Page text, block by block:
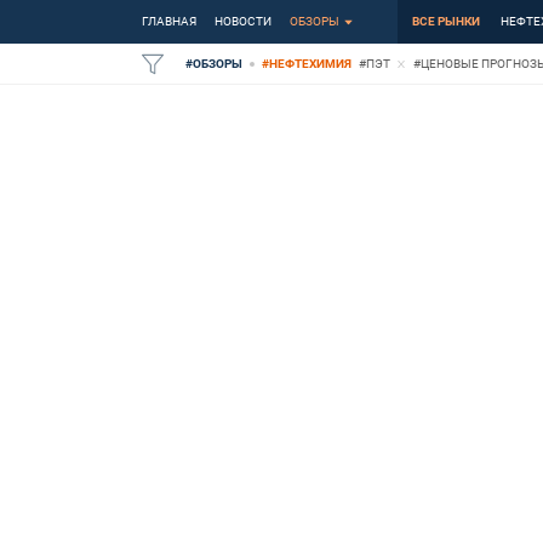
ГЛАВНАЯ НОВОСТИ ОБЗОРЫ ВСЕ РЫНКИ
#ОБЗОРЫ #НЕФТЕХИМИЯ #ПЭТ #ЦЕНОВЫЕ